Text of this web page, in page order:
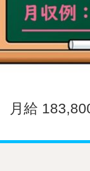
月給